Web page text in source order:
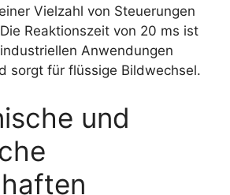
Vielzahl von Steuerungen
Reaktionszeit von 20 ms ist
Anwendungen
sorgt für flüssige Bildwechsel.
und